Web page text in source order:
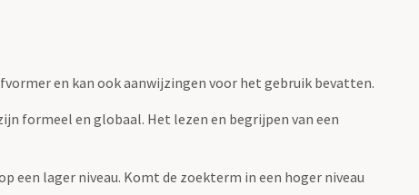
en kan ook aanwijzingen voor het gebruik bevatten.
formeel en globaal. Het lezen en begrijpen van een
een lager niveau. Komt de zoekterm in een hoger niveau